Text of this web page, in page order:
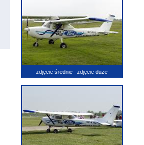
zdjęcie średnie zdjęcie duże